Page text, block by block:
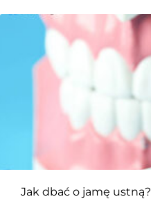
Jak dbać o jamę ustną?